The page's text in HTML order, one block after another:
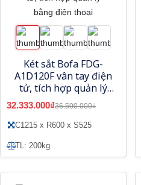
Két sắt Bofa FDG-
A1D120F vân tay điện
tử, tích hợp quản lý
bằng điện thoại
32.333.000₫36.500.000₫
C1215 x R600 x S525
TL: 200kg